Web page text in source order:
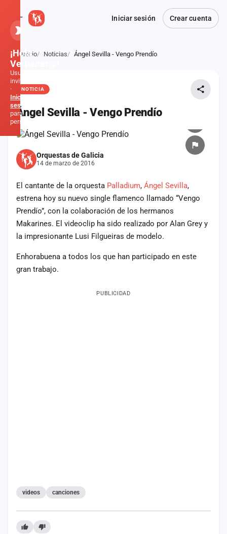
Iniciar sesión Crear cuenta
Atrás
Inicio Noticias Ángel Sevilla - Vengo Prendío
NOTICIA
Ángel Sevilla - Vengo Prendío
Orquestas de Galicia
14 de marzo de 2016
El cantante de la orquesta Palladium, Ángel Sevilla,
estrena hoy su nuevo single flamenco llamado “Vengo
Prendío”, con la colaboración de los hermanos
Makarines. El videoclip ha sido realizado por Alan Grey y
la impresionante Lusi Filgueiras de modelo.
Enhorabuena a todos los que han participado en este
gran trabajo.
PUBLICIDAD
videos canciones
¡Hola,
Verbener@!
Usuario
invitado
·
Inicia
sesión
para
personalizar
Inicio
Formaciones
Fiestas
fiestas